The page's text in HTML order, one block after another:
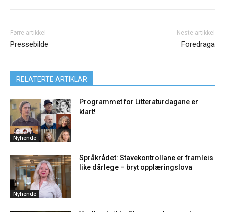
Førre artikkel
Pressebilde
Neste artikkel
Foredraga
RELATERTE ARTIKLAR
Nyhende
Programmet for Litteraturdagane er
klart!
Nyhende
Språkrådet: Stavekontrollane er framleis
like dårlege – bryt opplæringslova